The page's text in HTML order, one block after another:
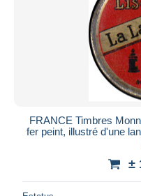
FRANCE Timbres
fer peint, illustré d'une
±